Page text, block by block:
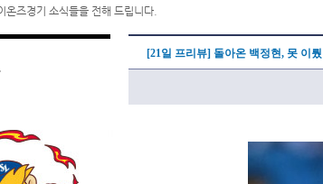
온즈경기 소식들을 전해 드립니다.
[21일 프리뷰] 돌아온 백정현, 못 이